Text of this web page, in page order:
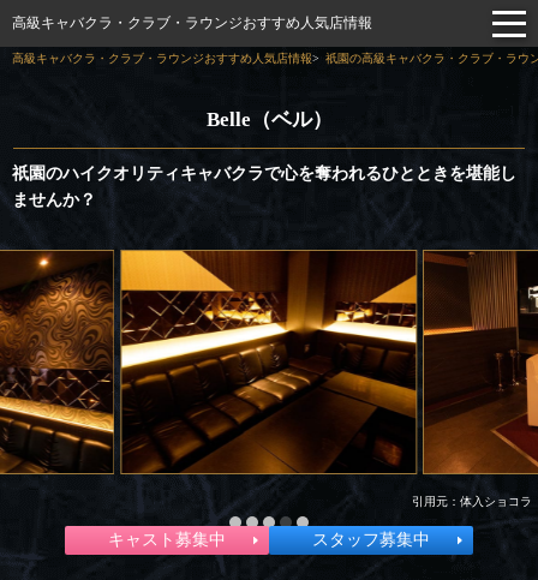
高級キャバクラ・クラブ・ラウンジおすすめ人気店情報
高級キャバクラ・クラブ・ラウンジおすすめ人気店情報 祇園の高級キャバクラ・クラブ・ラウ
Belle（ベル）
祇園のハイクオリティキャバクラで心を奪われるひとときを堪能し
ませんか？
引用元：体入ショコラ
キャスト募集中 スタッフ募集中